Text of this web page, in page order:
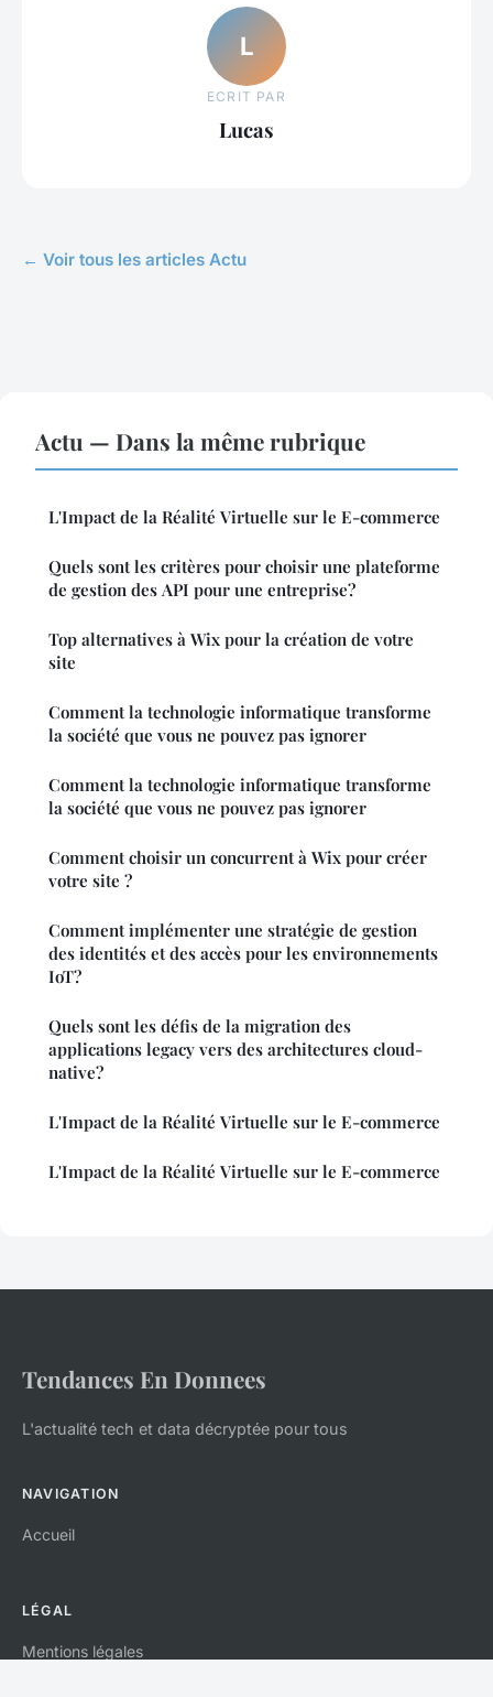
L
ECRIT PAR
Lucas
← Voir tous les articles Actu
Actu — Dans la même rubrique
L'Impact de la Réalité Virtuelle sur le E-commerce
Quels sont les critères pour choisir une plateforme
de gestion des API pour une entreprise?
Top alternatives à Wix pour la création de votre
site
Comment la technologie informatique transforme
la société que vous ne pouvez pas ignorer
Comment la technologie informatique transforme
la société que vous ne pouvez pas ignorer
Comment choisir un concurrent à Wix pour créer
votre site ?
Comment implémenter une stratégie de gestion
des identités et des accès pour les environnements
IoT?
Quels sont les défis de la migration des
applications legacy vers des architectures cloud-
native?
L'Impact de la Réalité Virtuelle sur le E-commerce
L'Impact de la Réalité Virtuelle sur le E-commerce
Tendances En Donnees
L'actualité tech et data décryptée pour tous
NAVIGATION
Accueil
LÉGAL
Mentions légales